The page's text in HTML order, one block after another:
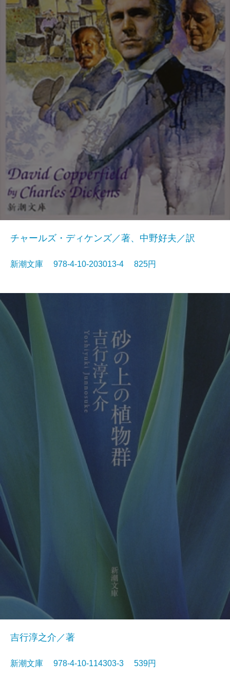
チャールズ・ディケンズ／著、中野好夫／訳
新潮文庫 978-4-10-203013-4 825円
吉行淳之介／著
新潮文庫 978-4-10-114303-3 539円